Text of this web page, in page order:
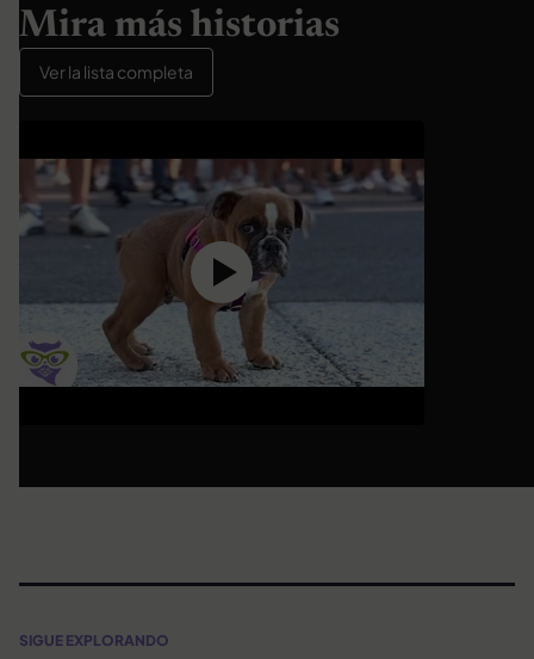
Mira más historias
Ver la lista completa
SIGUE EXPLORANDO